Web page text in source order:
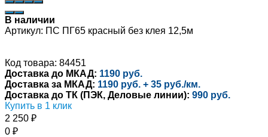
В наличии
Артикул: ПС ПГ65 красный без клея 12,5м
Код товара: 84451
Доставка до МКАД: 1190 руб.
Доставка за МКАД: 1190 руб. + 35 руб./км.
Доставка до ТК (ПЭК, Деловые линии): 990 руб.
Купить в 1 клик
2 250 ₽
0 ₽